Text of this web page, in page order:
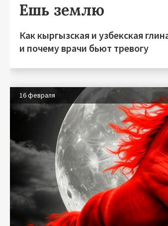
Ешь землю
Как кыргызская и узбекская
и почему врачи бьют тревогу
16 февраля